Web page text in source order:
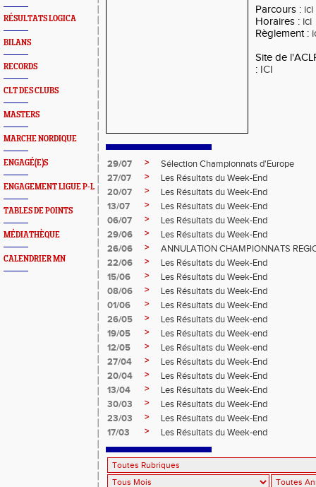
RÉSULTATS LOGICA
BILANS
RECORDS
CLT DES CLUBS
MASTERS
MARCHE NORDIQUE
ENGAGÉ(E)S
ENGAGEMENT LIGUE P-L
TABLES DE POINTS
MÉDIATHÈQUE
CALENDRIER MN
Parcours : ici
Horaires : ici
Règlement :
Site de
: ICI
29/07 >
Sélection Championnats d'Europe
27/07
>
Les Résultats du Week-End
20/07
>
Les Résultats du Week-End
13/07
>
Les Résultats du Week-End
06/07
>
Les Résultats du Week-End
29/06
>
Les Résultats du Week-End
26/06
>
ANNULATION CHAMPIONNATS
22/06
>
Les Résultats du Week-End
15/06
>
Les Résultats du Week-End
08/06
>
Les Résultats du Week-End
01/06
>
Les Résultats du Week-End
26/05
>
Les Résultats du Week-end
19/05
>
Les Résultats du Week-end
12/05
>
Les Résultats du Week-end
27/04
>
Les Résultats du Week-End
20/04
>
Les Résultats du Week-End
13/04
>
Les Résultats du Week-End
30/03
>
Les Résultats du Week-End
23/03
>
Les Résultats du Week-End
17/03
> Les Résultats du Week-end